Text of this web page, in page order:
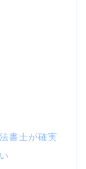
書士が確実